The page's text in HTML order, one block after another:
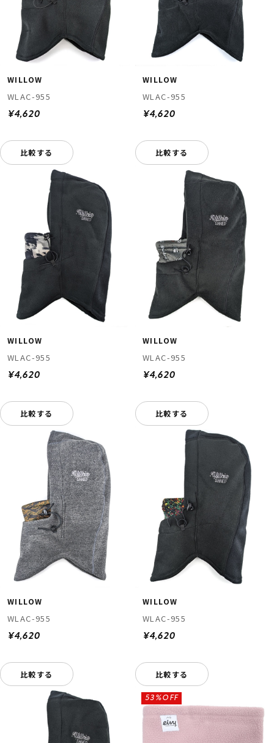
WILLOW
WLAC-955
¥4,620
比較する
WILLOW
WLAC-955
¥4,620
比較する
WILLOW
WLAC-955
¥4,620
比較する
WILLOW
WLAC-955
¥4,620
比較する
WILLOW
WLAC-955
¥4,620
比較する
WILLOW
WLAC-955
¥4,620
比較する
53%OFF